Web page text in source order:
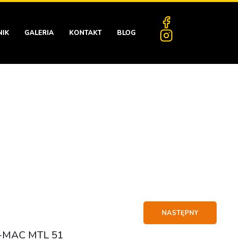
GALERIA KONTAKT BLOG
NASTĘPNY
MTL 51